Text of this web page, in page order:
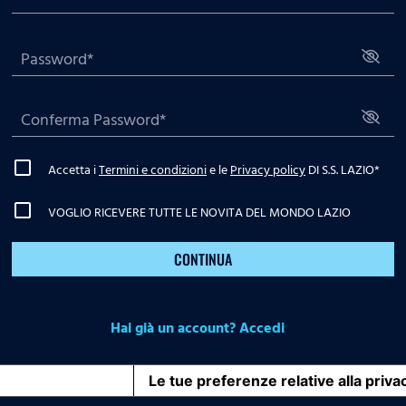
Accetta iTermini e condizionie lePrivacy policyDI S.S. LAZIO*
VOGLIO RICEVERE TUTTE LE NOVITA DEL MONDO LAZIO
CONTINUA
Hai già un account? Accedi
Le tue preferenze relative alla